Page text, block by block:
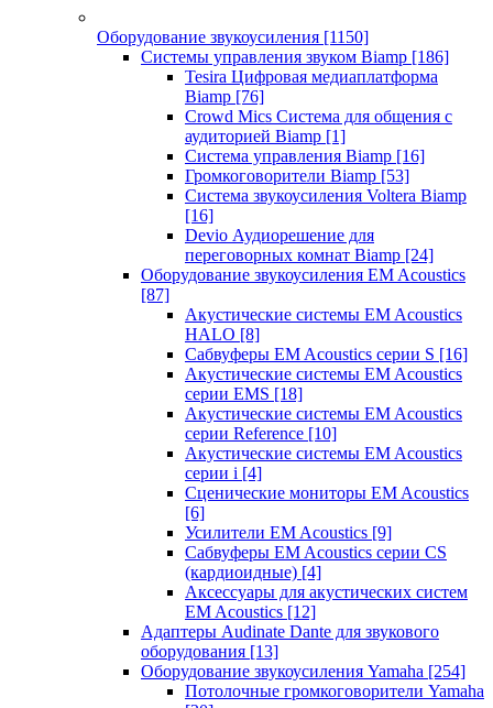
Оборудование звукоусиления [1150]
Системы управления звуком Biamp [186]
Tesira Цифровая медиаплатформа
Biamp [76]
Crowd Mics Система для общения с
аудиторией Biamp [1]
Система управления Biamp [16]
Громкоговорители Biamp [53]
Система звукоусиления Voltera Biamp
[16]
Devio Аудиорешение для
переговорных комнат Biamp [24]
Оборудование звукоусиления EM Acoustics
[87]
Акустические системы EM Acoustics
HALO [8]
Сабвуферы EM Acoustics серии S [16]
Акустические системы EM Acoustics
серии EMS [18]
Акустические системы EM Acoustics
серии Reference [10]
Акустические системы EM Acoustics
серии i [4]
Сценические мониторы EM Acoustics
[6]
Усилители EM Acoustics [9]
Сабвуферы EM Acoustics серии CS
(кардиоидные) [4]
Аксессуары для акустических систем
EM Acoustics [12]
Адаптеры Audinate Dante для звукового
оборудования [13]
Оборудование звукоусиления Yamaha [254]
Потолочные громкоговорители Yamaha